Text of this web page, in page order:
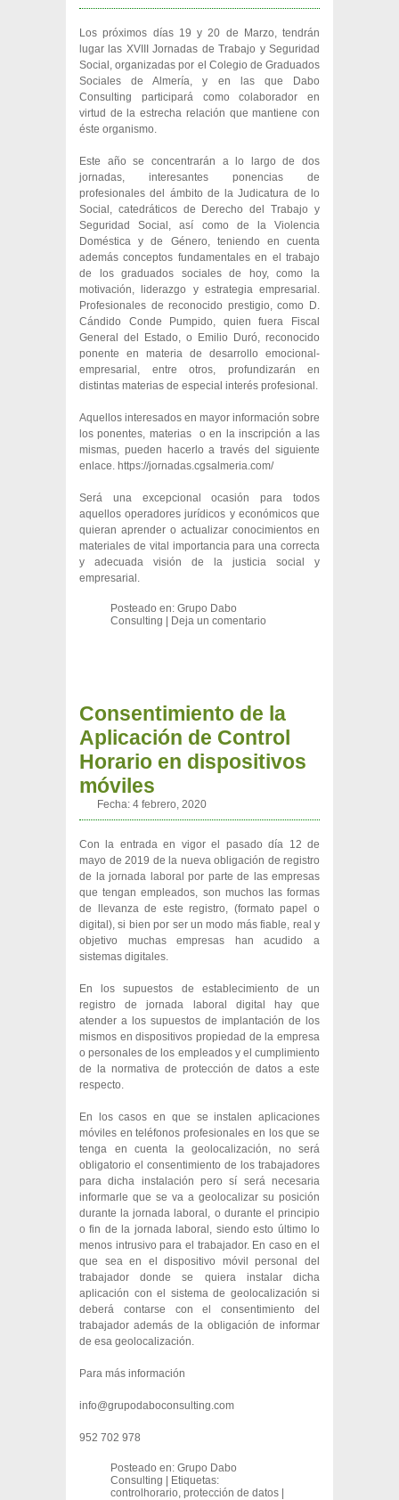
Los próximos días 19 y 20 de Marzo, tendrán
lugar las XVIII Jornadas de Trabajo y Seguridad
Social, organizadas por el Colegio de Graduados
Sociales de Almería, y en las que Dabo
Consulting participará como colaborador en
virtud de la estrecha relación que mantiene con
éste organismo.
Este año se concentrarán a lo largo de dos
jornadas, interesantes ponencias de
profesionales del ámbito de la Judicatura de lo
Social, catedráticos de Derecho del Trabajo y
Seguridad Social, así como de la Violencia
Doméstica y de Género, teniendo en cuenta
además conceptos fundamentales en el trabajo
de los graduados sociales de hoy, como la
motivación, liderazgo y estrategia empresarial.
Profesionales de reconocido prestigio, como D.
Cándido Conde Pumpido, quien fuera Fiscal
General del Estado, o Emilio Duró, reconocido
ponente en materia de desarrollo emocional-
empresarial, entre otros, profundizarán en
distintas materias de especial interés profesional.
Aquellos interesados en mayor información sobre
los ponentes, materias o en la inscripción a las
mismas, pueden hacerlo a través del siguiente
enlace. https://jornadas.cgsalmeria.com/
Será una excepcional ocasión para todos
aquellos operadores jurídicos y económicos que
quieran aprender o actualizar conocimientos en
materiales de vital importancia para una correcta
y adecuada visión de la justicia social y
empresarial.
Posteado en: Grupo Dabo
Consulting
Deja un comentario
Consentimiento de la
Aplicación de Control
Horario en dispositivos
móviles
Fecha: 4 febrero, 2020
Con la entrada en vigor el pasado día 12 de
mayo de 2019 de la nueva obligación de registro
de la jornada laboral por parte de las empresas
que tengan empleados, son muchos las formas
de llevanza de este registro, (formato papel o
digital), si bien por ser un modo más fiable, real y
objetivo muchas empresas han acudido a
sistemas digitales.
En los supuestos de establecimiento de un
registro de jornada laboral digital hay que
atender a los supuestos de implantación de los
mismos en dispositivos propiedad de la empresa
o personales de los empleados y el cumplimiento
de la normativa de protección de datos a este
respecto.
En los casos en que se instalen aplicaciones
móviles en teléfonos profesionales en los que se
tenga en cuenta la geolocalización, no será
obligatorio el consentimiento de los trabajadores
para dicha instalación pero sí será necesaria
informarle que se va a geolocalizar su posición
durante la jornada laboral, o durante el principio
o fin de la jornada laboral, siendo esto último lo
menos intrusivo para el trabajador. En caso en el
que sea en el dispositivo móvil personal del
trabajador donde se quiera instalar dicha
aplicación con el sistema de geolocalización si
deberá contarse con el consentimiento del
trabajador además de la obligación de informar
de esa geolocalización.
Para más información
info@grupodaboconsulting.com
952 702 978
Posteado en: Grupo Dabo
Consulting
Etiquetas:
controlhorario, protección de datos